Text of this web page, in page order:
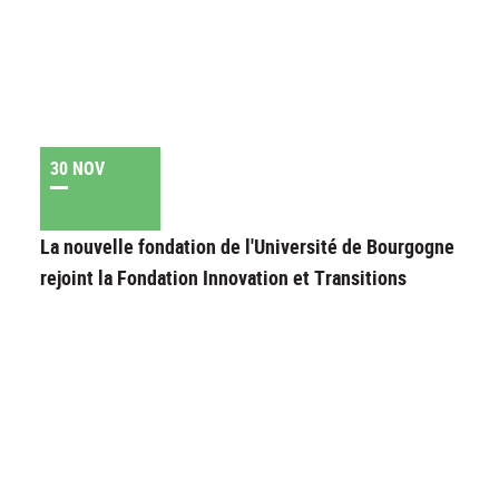
30 NOV
La nouvelle fondation de l'Université de Bourgogne
rejoint la Fondation Innovation et Transitions